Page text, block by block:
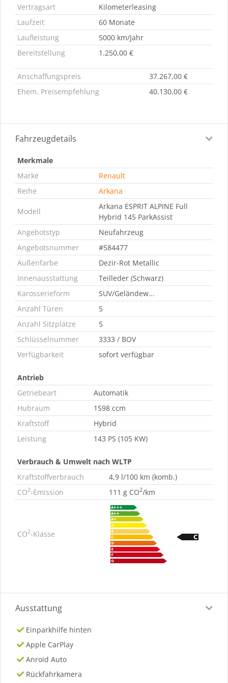
Vertragsart
Kilometerleasing
Laufzeit
60 Monate
Laufleistung
5000 km/Jahr
Bereitstellung
1.250,00 €
Anschaffungspreis
37.267,00 €
Ehem. Preisempfehlung
40.130,00 €
Fahrzeugdetails
Merkmale
Marke
Renault
Reihe
Arkana
Modell
Arkana ESPRIT ALPINE Full
Hybrid 145 ParkAssist
Angebotstyp
Neufahrzeug
Angebotsnummer
#584477
Außenfarbe
Dezir-Rot Metallic
Innenausstattung
Teilleder (Schwarz)
Karosserieform
SUV/Geländew...
Anzahl Türen
5
Anzahl Sitzplätze
5
Schlüsselnummer
3333 / BOV
Verfügbarkeit
sofort verfügbar
Antrieb
Getriebeart
Automatik
Hubraum
1598 ccm
Kraftstoff
Hybrid
Leistung
143 PS (105 KW)
Verbrauch & Umwelt nach WLTP
Kraftstoffverbrauch
4,9 l/100 km (komb.)
CO2-Emission 111 g CO2/km
CO2-Klasse
Ausstattung
Einparkhilfe hinten
Apple CarPlay
Anroid Auto
Rückfahrkamera